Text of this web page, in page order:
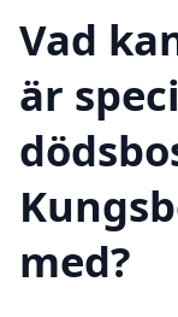
Vad
är
med?